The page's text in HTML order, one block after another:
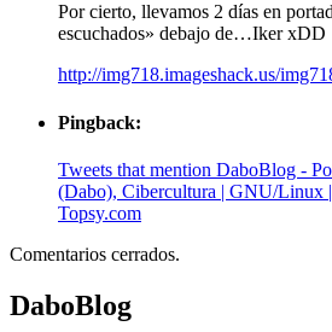
Por cierto, llevamos 2 días en
escuchados» debajo de…Iker xDD
http://img718.imageshack.us/
Pingback:
Tweets that mention DaboBlog -
(Dabo), Cibercultura | GNU/Linux
Topsy.com
Comentarios cerrados.
DaboBlog